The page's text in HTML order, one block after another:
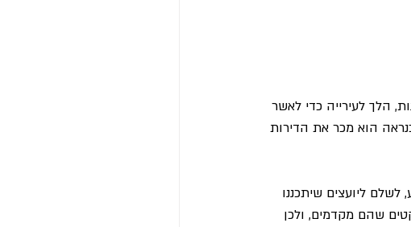
הלך לעירייה כדי לאשר
הוא מכר את הדירות
ליועצים שיתכננו
שהם מקדמים, ולכן